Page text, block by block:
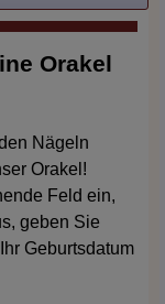
Orakel
Nägeln
Orakel!
Feld ein,
geben Sie
Geburtsdatum